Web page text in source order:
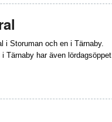
i Storuman och en i Tärnaby.
Tärnaby har även lördagsöppet